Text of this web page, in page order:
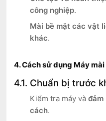
công nghiệp.
Mài bề mặt các vật
khác.
4. Cách sử dụng Máy
4.1. Chuẩn bị trước
Kiểm tra máy vàđảm
cách.